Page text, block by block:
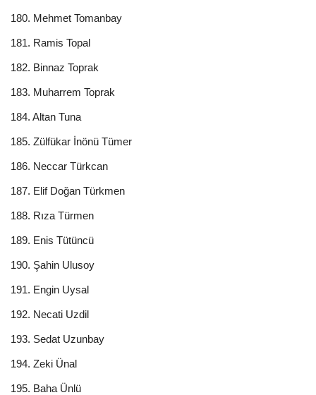
180. Mehmet Tomanbay
181. Ramis Topal
182. Binnaz Toprak
183. Muharrem Toprak
184. Altan Tuna
185. Zülfükar İnönü Tümer
186. Neccar Türkcan
187. Elif Doğan Türkmen
188. Rıza Türmen
189. Enis Tütüncü
190. Şahin Ulusoy
191. Engin Uysal
192. Necati Uzdil
193. Sedat Uzunbay
194. Zeki Ünal
195. Baha Ünlü